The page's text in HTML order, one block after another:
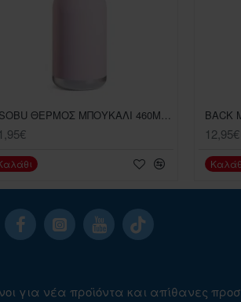
12,95€
για νέα προϊόντα και απίθανες